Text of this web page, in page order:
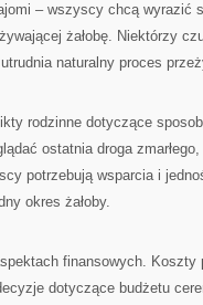
– wszyscy chcą wyrazić
żałobę. Niektórzy
naturalny proces
rodzinne dotyczące
ostatnia droga
potrzebują wsparcia i
okres żałoby.
finansowych. Koszty
dotyczące budżetu